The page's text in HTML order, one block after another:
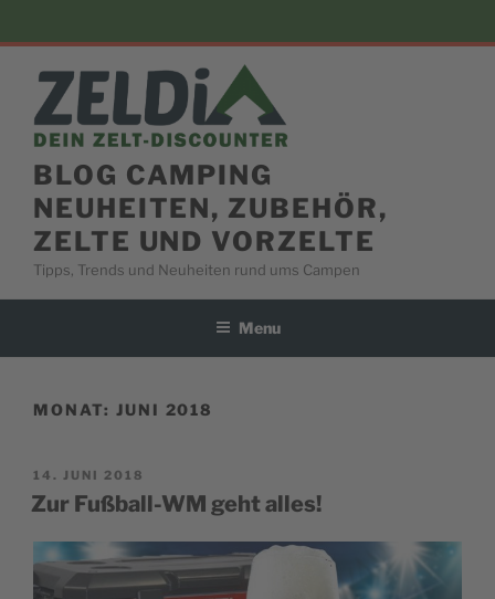
to
BLOG CAMPING
NEUHEITEN, ZUBEHÖR,
ZELTE UND VORZELTE
Tipps, Trends und Neuheiten rund ums Campen
Menu
MONAT: JUNI 2018
POSTED
ON
14. JUNI 2018
Zur Fußball-WM geht alles!